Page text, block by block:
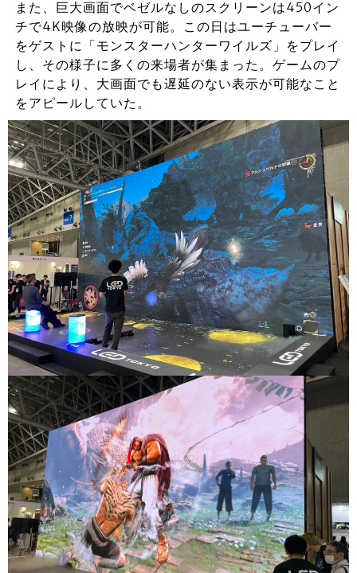
また、巨大画面でベゼルなしのスクリーンは450イン
チで4K映像の放映が可能。この日はユーチューバー
をゲストに「モンスターハンターワイルズ」をプレイ
し、その様子に多くの来場者が集まった。ゲームのプ
レイにより、大画面でも遅延のない表示が可能なこと
をアピールしていた。